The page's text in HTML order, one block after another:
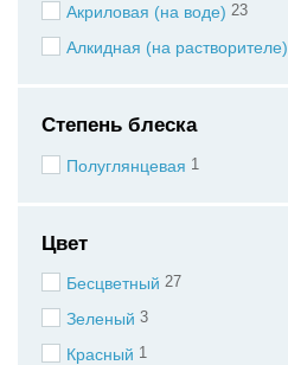
Акриловая (на воде) 23
Алкидная (на растворителе)
Степень блеска
Полуглянцевая 1
Цвет
Бесцветный 27
Зеленый 3
Красный 1